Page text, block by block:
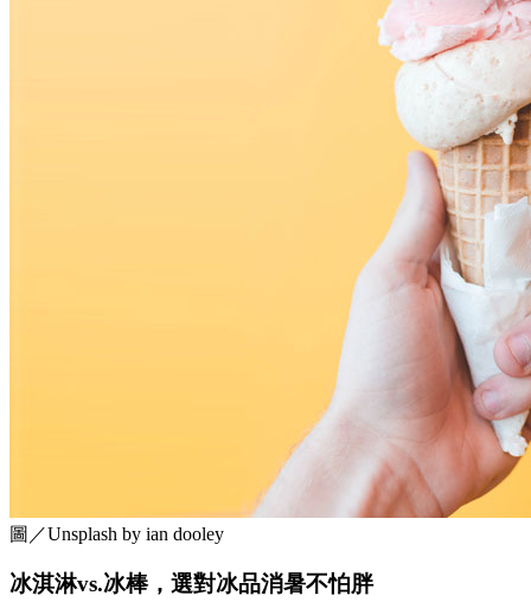
圖／Unsplash by ian dooley
冰淇淋vs.冰棒，選對冰品消暑不怕胖